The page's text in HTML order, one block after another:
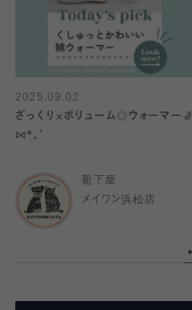
2025.09.02
ざっくり×ボリューム◎ウォーマー🧦
⋈*｡ﾟ
靴下屋
メイワン浜松店